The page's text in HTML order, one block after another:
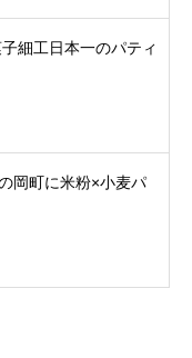
細工日本一のパティ
岡町に米粉×小麦パ